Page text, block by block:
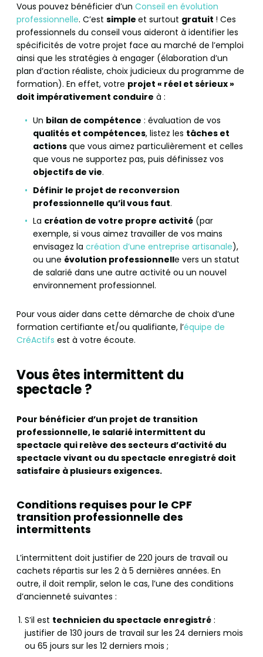
Vous pouvez bénéficier d’un Conseil en évolution
professionnelle. C’est simple et surtout gratuit ! Ces
professionnels du conseil vous aideront à identifier les
spécificités de votre projet face au marché de l’emploi
ainsi que les stratégies à engager (élaboration d’un
plan d’action réaliste, choix judicieux du programme de
formation). En effet, votre projet « réel et sérieux »
doit impérativement conduire à :
Un bilan de compétence : évaluation de vos
qualités et compétences, listez les tâches et
actions que vous aimez particulièrement et celles
que vous ne supportez pas, puis définissez vos
objectifs de vie.
Définir le projet de reconversion
professionnelle qu’il vous faut.
La création de votre propre activité (par
exemple, si vous aimez travailler de vos mains
envisagez la création d’une entreprise artisanale),
ou une évolution professionnelle vers un statut
de salarié dans une autre activité ou un nouvel
environnement professionnel.
Pour vous aider dans cette démarche de choix d’une
formation certifiante et/ou qualifiante, l’équipe de
CréActifs est à votre écoute.
Vous êtes intermittent du
spectacle ?
Pour bénéficier d’un projet de transition
professionnelle, le salarié intermittent du
spectacle qui relève des secteurs d’activité du
spectacle vivant ou du spectacle enregistré doit
satisfaire à plusieurs exigences.
Conditions requises pour le CPF
transition professionnelle des
intermittents
L’intermittent doit justifier de 220 jours de travail ou
cachets répartis sur les 2 à 5 dernières années. En
outre, il doit remplir, selon le cas, l’une des conditions
d’ancienneté suivantes :
S’il est technicien du spectacle enregistré :
justifier de 130 jours de travail sur les 24 derniers mois
ou 65 jours sur les 12 derniers mois ;